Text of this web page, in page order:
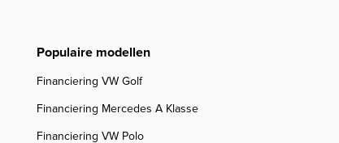
Populaire modellen
Financiering VW Golf
Financiering Mercedes A Klasse
Financiering VW Polo